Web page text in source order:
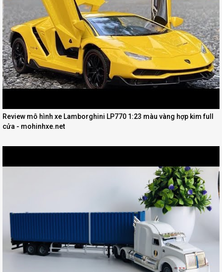
Review mô hình xe Lamborghini LP770 1:23 màu vàng hợp kim full
cửa - mohinhxe.net